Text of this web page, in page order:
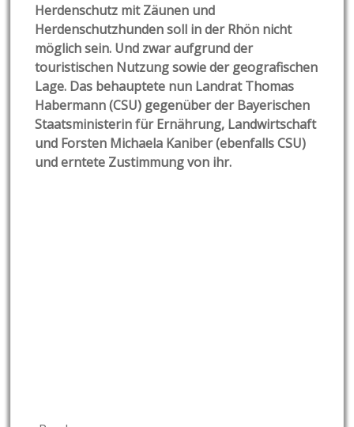
Herdenschutz mit Zäunen und
Herdenschutzhunden soll in der Rhön nicht
möglich sein. Und zwar aufgrund der
touristischen Nutzung sowie der geografischen
Lage. Das behauptete nun Landrat Thomas
Habermann (CSU) gegenüber der Bayerischen
Staatsministerin für Ernährung, Landwirtschaft
und Forsten Michaela Kaniber (ebenfalls CSU)
und erntete Zustimmung von ihr.